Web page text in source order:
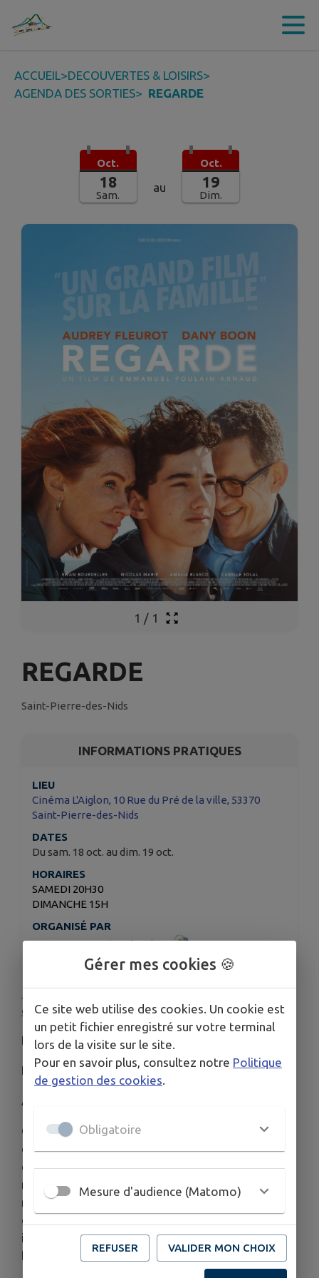
Contenu
ACCUEIL>DECOUVERTES & LOISIRS>
AGENDA DES SORTIES> REGARDE
Oct.
18
Sam.
au
Oct.
19
Dim.
1 / 1
REGARDE
Saint-Pierre-des-Nids
INFORMATIONS PRATIQUES
LIEU
Cinéma L'Aiglon, 10 Rue du Pré de la ville, 53370
Saint-Pierre-des-Nids
DATES
Du sam. 18 oct. au dim. 19 oct.
HORAIRES
SAMEDI 20H30
DIMANCHE 15H
ORGANISÉ PAR
Association Cinéma l'Aiglon
17 septembre 2025en salle | 1h 31min |Comédie
dramatique
DeEmmanuel Poulain-Arnaud
Par Emmanuel Poulain-Arnaud
Avec
Chris et Antoine ont bien du mal à s’entendre
depuis leur divorce. Mais, lorsqu’on leur annonce
que leur fils de 16 ans est atteint d’une maladie
rare, qui va lui faire perdre la vue, ils s’efforcent de
mettre leurs rancœurs de côté. Les ex-conjoints
embarquent leur fils pour des vacances
inoubliables, bien décidés à lui offrir ses plus
beaux souvenirs.
Gérer mes cookies 🍪
Ce site web utilise des cookies. Un cookie est
un petit fichier enregistré sur votre terminal
lors de la visite sur le site.
Pour en savoir plus, consultez notre Politique
de gestion des cookies.
Obligatoire
Mesure d'audience (Matomo)
REFUSER VALIDER MON CHOIX